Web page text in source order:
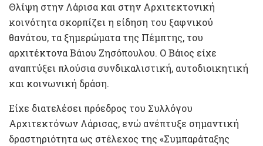
Θλίψη στην Λάρισα και στην Αρχιτεκτονική
κοινότητα σκορπίζει η είδηση του ξαφνικού
θανάτου, τα ξημερώματα της Πέμπτης, του
αρχιτέκτονα Βάιου Ζησόπουλου. Ο Βάιος είχε
αναπτύξει πλούσια συνδικαλιστική, αυτοδιοικητική
και κοινωνική δράση.
Είχε διατελέσει πρόεδρος του Συλλόγου
Αρχιτεκτόνων Λάρισας, ενώ ανέπτυξε σημαντική
δραστηριότητα ως στέλεχος της «Συμπαράταξης